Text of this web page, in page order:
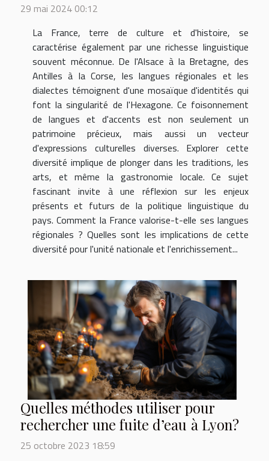
29 mai 2024 00:12
La France, terre de culture et d'histoire, se
caractérise également par une richesse linguistique
souvent méconnue. De l'Alsace à la Bretagne, des
Antilles à la Corse, les langues régionales et les
dialectes témoignent d'une mosaïque d'identités qui
font la singularité de l'Hexagone. Ce foisonnement
de langues et d'accents est non seulement un
patrimoine précieux, mais aussi un vecteur
d'expressions culturelles diverses. Explorer cette
diversité implique de plonger dans les traditions, les
arts, et même la gastronomie locale. Ce sujet
fascinant invite à une réflexion sur les enjeux
présents et futurs de la politique linguistique du
pays. Comment la France valorise-t-elle ses langues
régionales ? Quelles sont les implications de cette
diversité pour l'unité nationale et l'enrichissement...
Quelles méthodes utiliser pour
rechercher une fuite d’eau à Lyon?
25 octobre 2023 18:59